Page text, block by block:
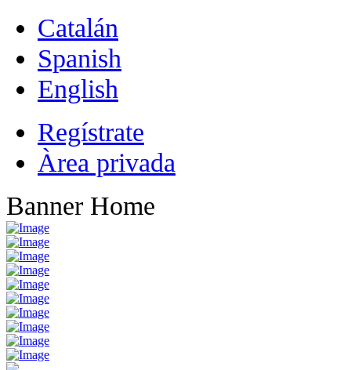
Catalán
Spanish
English
Regístrate
Àrea privada
Banner Home